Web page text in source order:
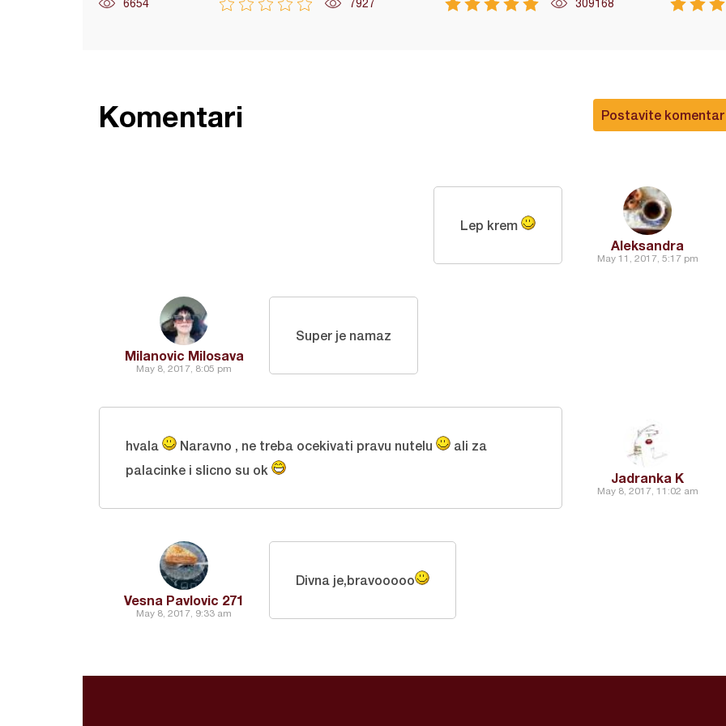
6654 7927 309168
Postavite komentar
Komentari
Aleksandra
May 11, 2017, 5:17 pm
Lep krem
Milanovic Milosava
May 8, 2017, 8:05 pm
Super je namaz
Jadranka K
May 8, 2017, 11:02 am
hvala Naravno , ne treba ocekivati pravu nutelu
ali za
palacinke i slicno su ok
Vesna Pavlovic 271
May 8, 2017, 9:33 am
Divna je,bravooooo